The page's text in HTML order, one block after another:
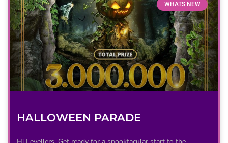
WHATS NEW
HALLOWEEN PARADE